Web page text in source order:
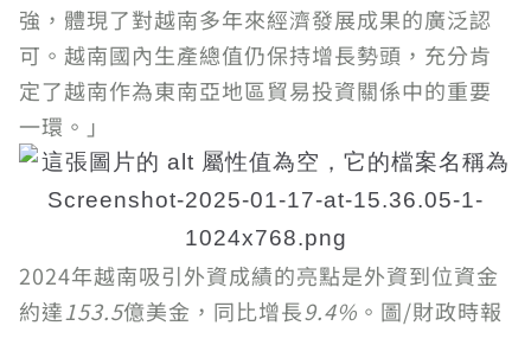
強，體現了對越南多年來經濟發展成果的廣泛認
可。越南國內生產總值仍保持增長勢頭，充分肯
定了越南作為東南亞地區貿易投資關係中的重要
一環。」
2024年越南吸引外資成績的亮點是外資到位資金
約達153.5億美金，同比增長9.4% 。圖/財政時報